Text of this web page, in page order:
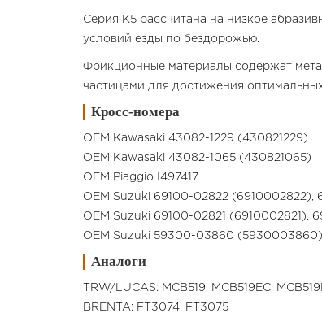
Серия K5 рассчитана на низкое
условий езды по бездорожью.
Фрикционные материалы содержат
частицами для достижения
Кросс-номера
OEM Kawasaki 43082-1229 (430821229)
OEM Kawasaki 43082-1065 (430821065)
OEM Piaggio I497417
OEM Suzuki 69100-02822
OEM Suzuki 69100-02821 (6910002821),
OEM Suzuki 59300-03860
Аналоги
TRW/LUCAS: MCB519, MCB519EC,
BRENTA: FT3074, FT3075